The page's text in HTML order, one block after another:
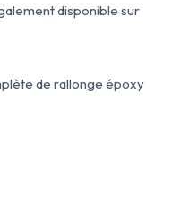
disponible sur
de rallonge époxy